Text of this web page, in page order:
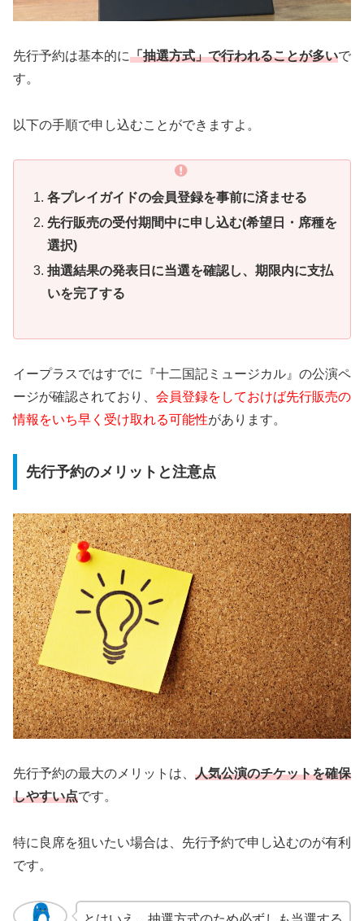
先行予約は基本的に「抽選方式」で行われることが多いで
す。
以下の手順で申し込むことができますよ。
各プレイガイドの会員登録を事前に済ませる
先行販売の受付期間中に申し込む(希望日・席種を
選択)
抽選結果の発表日に当選を確認し、期限内に支払
いを完了する
イープラスではすでに『十二国記ミュージカル』の公演ペ
ージが確認されており、 会員登録をしておけば先行販売の
情報をいち早く受け取れる可能性があります。
先行予約のメリットと注意点
先行予約の最大のメリットは、 人気公演のチケットを確保
しやすい点です。
特に良席を狙いたい場合は、先行予約で申し込むのが有利
です。